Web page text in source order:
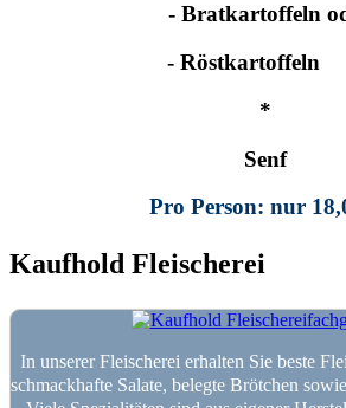
- Bratkartoffeln
- Röstkartoffeln
*
Senf
Pro Person: nur
Kaufhold Fleischerei
In unserer Fleischerei erhalten Sie beste
schmackhafte Salate, belegte Brötchen